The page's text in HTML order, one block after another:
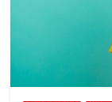
transformação.